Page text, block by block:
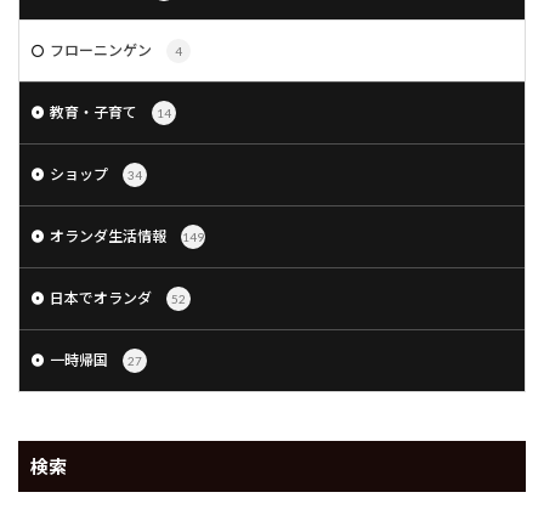
フローニンゲン 4
教育・子育て 14
ショップ 34
オランダ生活情報 149
日本でオランダ 52
一時帰国 27
検索